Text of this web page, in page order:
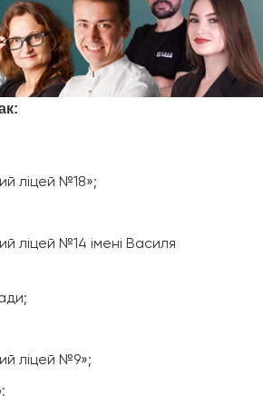
ліцей №18»;
ліцей №14 імені Василя
ліцей №9»;